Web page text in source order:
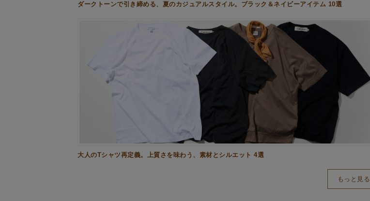
ダークトーンで引き締める、夏のカジュアルスタイル。ブラック＆ネイビーアイテム 10選
大人のTシャツ再定義。上質さを味わう、素材とシルエット 4選
もっと見る